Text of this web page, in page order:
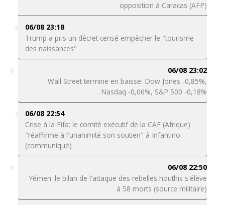
opposition à Caracas (AFP)
06/08 23:18
Trump a pris un décret censé empêcher le "tourisme
des naissances"
06/08 23:02
Wall Street termine en baisse: Dow Jones -0,85%,
Nasdaq -0,06%, S&P 500 -0,18%
06/08 22:54
Crise à la Fifa: le comité exécutif de la CAF (Afrique)
"réaffirme à l'unanimité son soutien" à Infantino
(communiqué)
06/08 22:50
Yémen: le bilan de l'attaque des rebelles houthis s'élève
à 58 morts (source militaire)